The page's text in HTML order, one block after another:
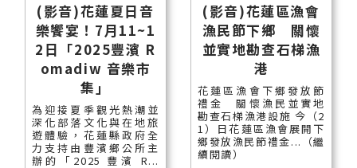
(影音)花蓮夏日音
樂饗宴！7月11~1
2日「2025豐濱 R
omadiw 音樂市
集」
為迎接夏季觀光熱潮並
深化部落文化與在地旅
遊體驗，花蓮縣政府全
力支持由豐濱鄉公所主
辦的「2025 豐濱 R...
(影音)花蓮區漁會
漁民節下鄉 關懷
並實地勘查石梯漁
港
花蓮區漁會下鄉發放節
禮金 關懷漁民並實地
勘查石梯漁港設施 今（2
1）日花蓮區漁會展開下
鄉發放漁民節禮金...（繼
續閱讀）